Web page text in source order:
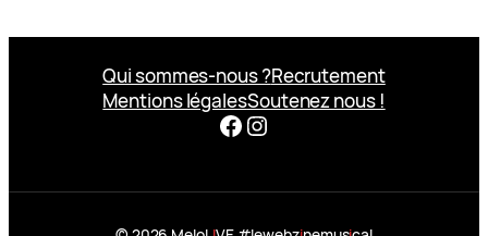
Qui sommes-nous ?Recrutement
Mentions légalesSoutenez nous !
Facebook Instagram